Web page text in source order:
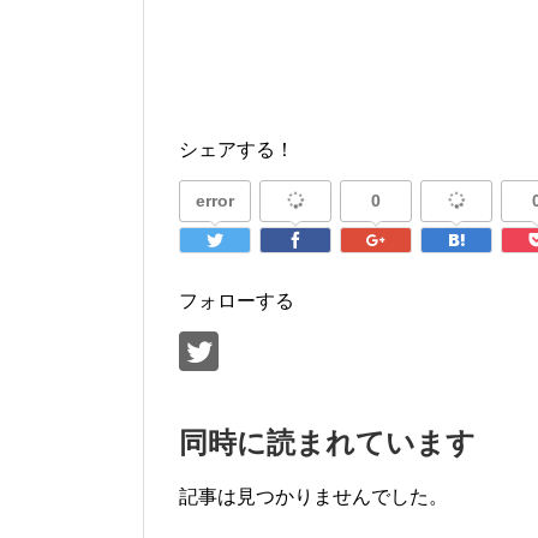
シェアする！
error 0
フォローする
同時に読まれています
記事は見つかりませんでした。